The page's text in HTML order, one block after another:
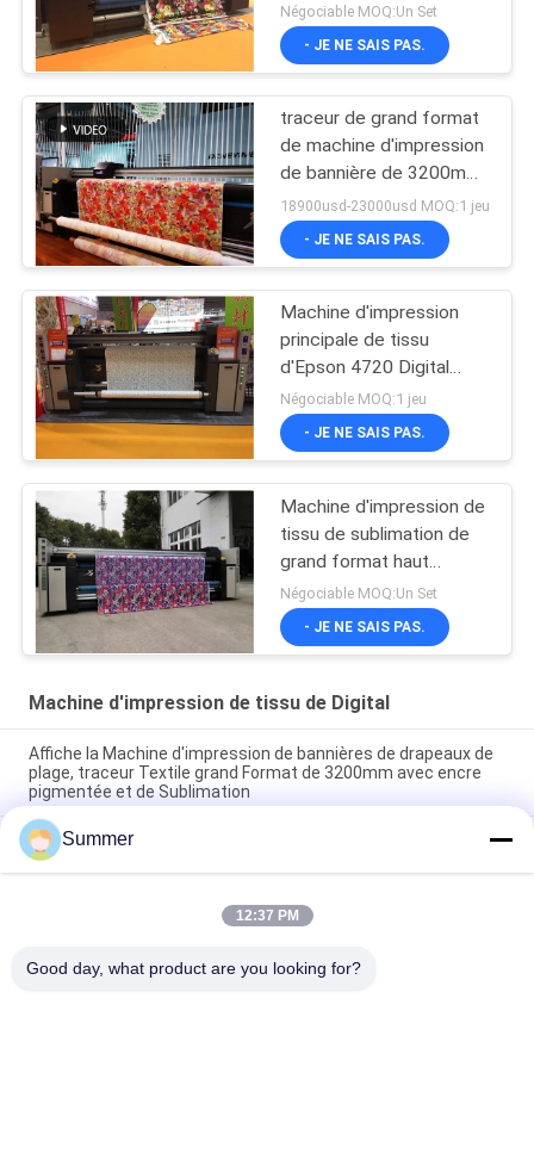
d'encre
Négociable MOQ:Un Set
- JE NE SAIS PAS.
traceur de grand format
de machine d'impression
de bannière de 3200mm
avec la tête d'impression
de 4720 Epson
18900usd-23000usd MOQ:1 jeu
- JE NE SAIS PAS.
Machine d'impression
principale de tissu
d'Epson 4720 Digital
automatique pour la
tente et le tissu de
parapluie de drapeau
Négociable MOQ:1 jeu
- JE NE SAIS PAS.
Machine d'impression de
tissu de sublimation de
grand format haut
Precison pour le
drapeau/affiche
Négociable MOQ:Un Set
- JE NE SAIS PAS.
Machine d'impression de tissu de Digital
Affiche la Machine d'impression de bannières de drapeaux de
plage, traceur Textile grand Format de 3200mm avec encre
pigmentée et de Sublimation
Imprimante de tissus Impresora Machine d'impression
numérique textile / tissu à vendre 4 ou 8 couleurs avec encre
pigment & encre de sublimation
Système d'impression textile grand format 4 et 8 couleurs de
Summer
12:37 PM
Good day, what product are you looking for?